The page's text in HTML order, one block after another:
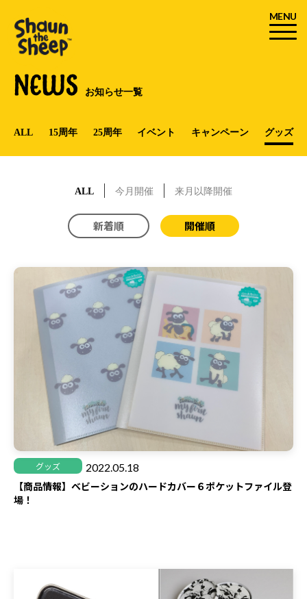
MENU
NEWS お知らせ一覧
ALL 15周年 25周年 イベント キャンペーン グッズ
ALL 今月開催 来月以降開催
新着順 開催順
グッズ 2022.05.18
【商品情報】ベビーションのハードカバー６ポケットファイル登
場！